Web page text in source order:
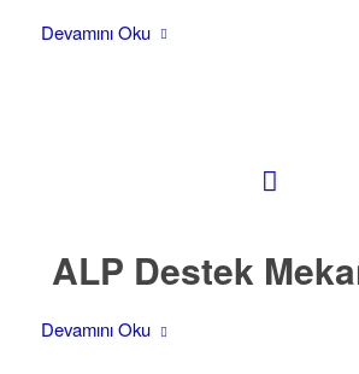
Devamını Oku
ALP Destek
Devamını Oku